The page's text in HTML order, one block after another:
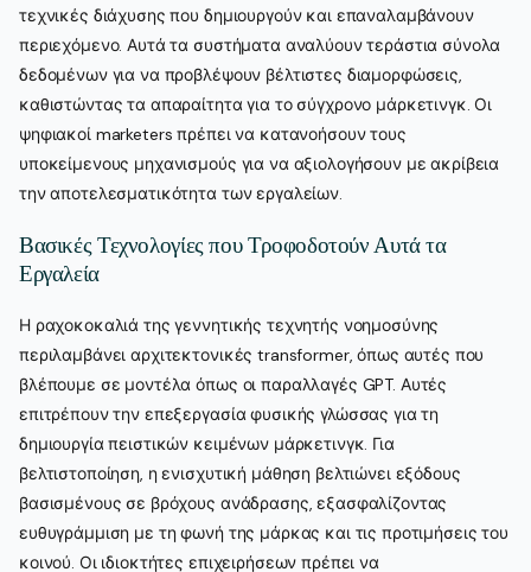
τεχνικές διάχυσης που δημιουργούν και επαναλαμβάνουν
περιεχόμενο. Αυτά τα συστήματα αναλύουν τεράστια σύνολα
δεδομένων για να προβλέψουν βέλτιστες διαμορφώσεις,
καθιστώντας τα απαραίτητα για το σύγχρονο μάρκετινγκ. Οι
ψηφιακοί marketers πρέπει να κατανοήσουν τους
υποκείμενους μηχανισμούς για να αξιολογήσουν με ακρίβεια
την αποτελεσματικότητα των εργαλείων.
Βασικές Τεχνολογίες που Τροφοδοτούν Αυτά τα
Εργαλεία
Η ραχοκοκαλιά της γεννητικής τεχνητής νοημοσύνης
περιλαμβάνει αρχιτεκτονικές transformer, όπως αυτές που
βλέπουμε σε μοντέλα όπως οι παραλλαγές GPT. Αυτές
επιτρέπουν την επεξεργασία φυσικής γλώσσας για τη
δημιουργία πειστικών κειμένων μάρκετινγκ. Για
βελτιστοποίηση, η ενισχυτική μάθηση βελτιώνει εξόδους
βασισμένους σε βρόχους ανάδρασης, εξασφαλίζοντας
ευθυγράμμιση με τη φωνή της μάρκας και τις προτιμήσεις του
κοινού. Οι ιδιοκτήτες επιχειρήσεων πρέπει να